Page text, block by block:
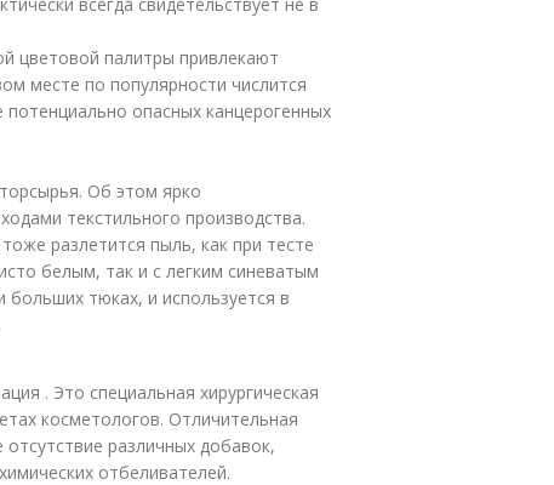
цветовой палитры привлекают
месте по популярности числится
опасных канцерогенных
Об этом ярко
текстильного производства.
разлетится пыль, как при тесте
белым, так и с легким синеватым
тюках, и используется в
. Это специальная хирургическая
косметологов. Отличительная
различных добавок,
отбеливателей.